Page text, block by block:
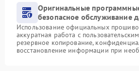
Оригинальные
безопасное обслуживание
Использование официальных
аккуратная работа с
резервное копирование,
восстановление информации при